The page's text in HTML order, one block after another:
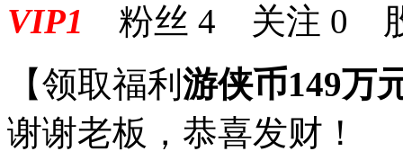
VIP1 粉丝 4 关注 0
【领取福利 游侠币149万
谢谢老板，恭喜发财！